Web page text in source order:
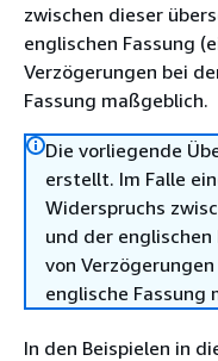
zwischen dieser
englischen Fassung
Verzögerungen bei
Fassung maßgeblich.
Die vorliegende
erstellt. Im Falle
Widerspruchs
und der
von
englische Fassung
In den Beispielen in